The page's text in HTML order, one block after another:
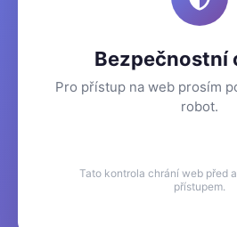
Bezpečnostní
Pro přístup na web prosím
robot.
Tato kontrola chrání web před
přístupem.